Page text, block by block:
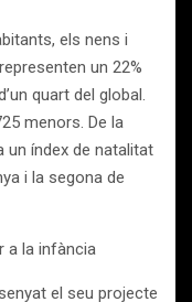
els nens i
un 22%
quart del global.
menors. De la
un índex de natalitat
i la segona de
a la infància
el seu projecte